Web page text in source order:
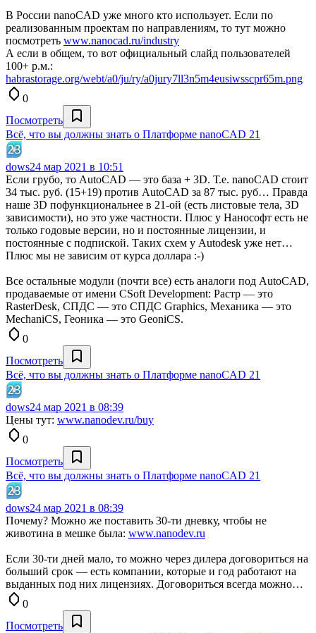
В России nanoCAD уже много кто использует. Если по
реализованным проектам по направлениям, то тут можно
посмотреть www.nanocad.ru/industry
А если в общем, то вот официальный слайд пользователей
100+ р.м.:
habrastorage.org/webt/a0/ju/ry/a0jury7ll3n5m4eusiwsscpr65m.png
0
Посмотреть
Всё, что вы должны знать о Платформе nanoCAD 21
dows24 мар 2021 в 10:51
Если грубо, то AutoCAD — это база + 3D. Т.е. nanoCAD стоит
34 тыс. руб. (15+19) против AutoCAD за 87 тыс. руб… Правда
наше 3D пофункциональнее в 21-ой (есть листовые тела, 3D
зависимости), но это уже частности. Плюс у Нанософт есть не
только годовые версии, но и постоянные лицензии, и
постоянные с подпиской. Таких схем у Autodesk уже нет…
Плюс мы не зависим от курса доллара :-)
Все остальные модули (почти все) есть аналоги под AutoCAD,
продаваемые от имени CSoft Development: Растр — это
RasterDesk, СПДС — это СПДС Graphics, Механика — это
MechaniCS, Геоника — это GeoniCS.
0
Посмотреть
Всё, что вы должны знать о Платформе nanoCAD 21
dows24 мар 2021 в 08:39
Цены тут: www.nanodev.ru/buy
0
Посмотреть
Всё, что вы должны знать о Платформе nanoCAD 21
dows24 мар 2021 в 08:39
Почему? Можно же поставить 30-ти дневку, чтобы не
животина в мешке была: www.nanodev.ru
Если 30-ти дней мало, то можно через дилера договориться на
больший срок — есть компании, которые и год работают на
выданных под них лицензиях. Договориться всегда можно…
0
Посмотреть